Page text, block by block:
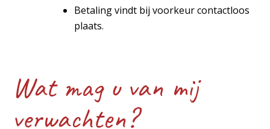
Betaling vindt bij voorkeur contactloos
plaats.
Wat mag u van mij
verwachten?